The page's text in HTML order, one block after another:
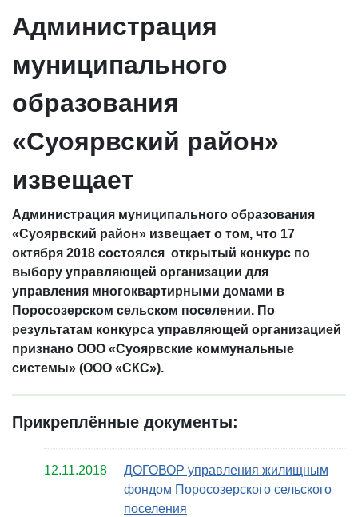
Администрация
муниципального
образования
«Суоярвский район»
извещает
Администрация муниципального образования
«Суоярвский район» извещает о том, что 17
октября 2018 состоялся открытый конкурс по
выбору управляющей организации для
управления многоквартирными домами в
Поросозерском сельском поселении. По
результатам конкурса управляющей организацией
признано ООО «Суоярвские коммунальные
системы» (ООО «СКС»).
Прикреплённые документы:
12.11.2018
ДОГОВОР управления жилищным
фондом Поросозерского сельского
поселения